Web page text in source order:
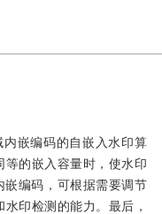
嵌编码的自嵌入水印算
的嵌入容量时，使水印
编码，可根据需要调节
印检测的能力。最后，